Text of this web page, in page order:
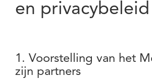
en privacybeleid
1. Voorstelling van het
zijn partners